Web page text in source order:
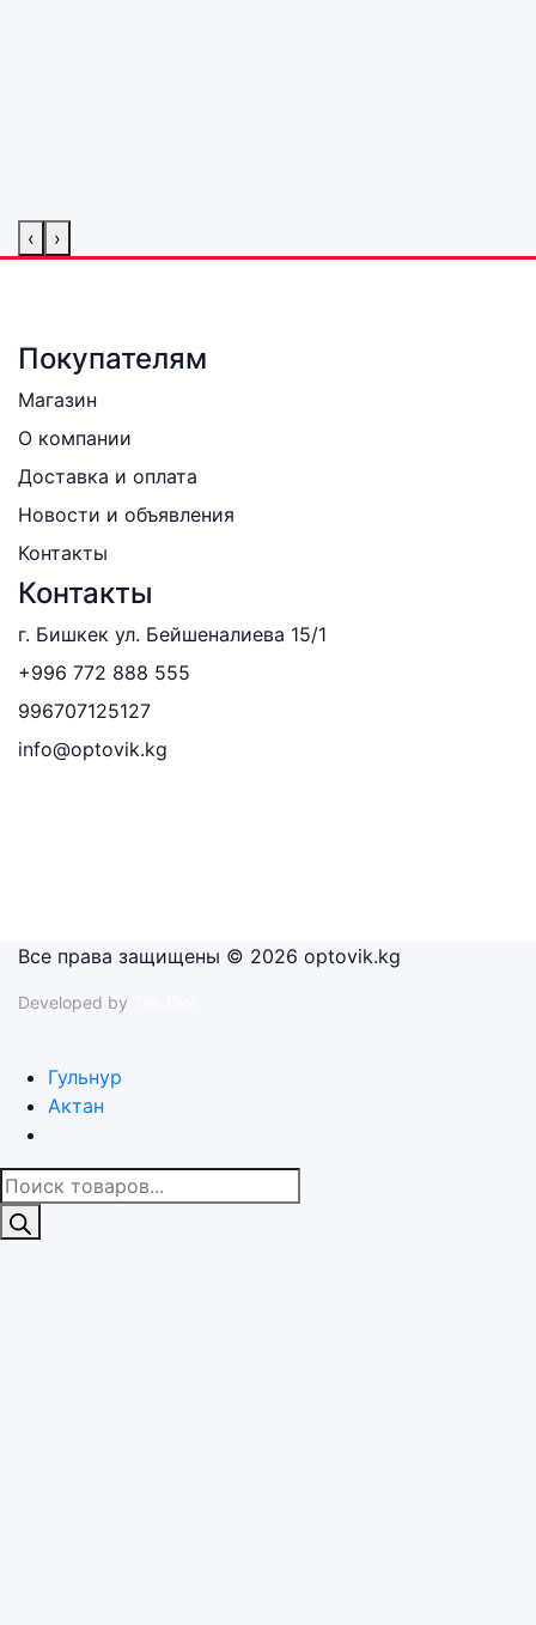
‹ ›
Покупателям
Магазин
О компании
Доставка и оплата
Новости и объявления
Контакты
Контакты
г. Бишкек ул. Бейшеналиева 15/1
+996 772 888 555
996707125127
info@optovik.kg
Все права защищены © 2026 optovik.kg
Developed by
Гульнур
Актан
Поиск
товаров